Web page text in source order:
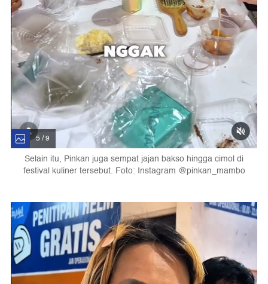
5 / 9
Selain itu, Pinkan juga sempat jajan bakso hingga cimol di
festival kuliner tersebut. Foto: Instagram @pinkan_mambo